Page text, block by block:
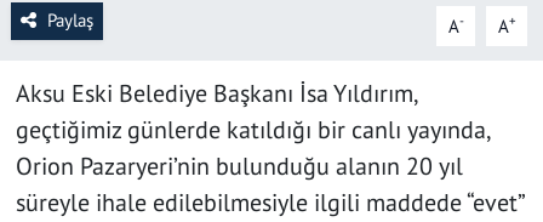
Paylaş A- A+
Aksu Eski Belediye Başkanı İsa Yıldırım,
geçtiğimiz günlerde katıldığı bir canlı yayında,
Orion Pazaryeri’nin bulunduğu alanın 20 yıl
süreyle ihale edilebilmesiyle ilgili maddede “evet”